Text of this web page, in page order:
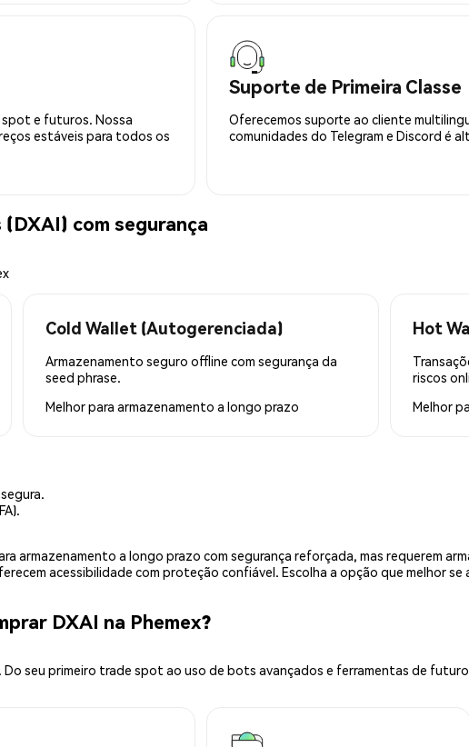
spot e futuros. Nossa
estáveis para todos os
Suporte de Primeira Classe
Oferecemos suporte ao cliente
comunidades do Telegram e Discord é
com segurança
Cold Wallet (Autogerenciada)
Armazenamento seguro offline com segurança da
seed phrase.
Melhor para armazenamento a longo prazo
Hot
riscos
Melhor
armazenamento a longo prazo com segurança reforçada, mas requerem
acessibilidade com proteção confiável. Escolha a opção que melhor
DXAI na Phemex?
Do seu primeiro trade spot ao uso de bots avançados e ferramentas de